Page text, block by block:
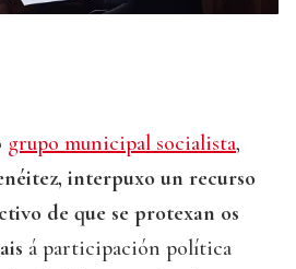
grupo municipal socialista,
interpuxo un recurso
de que se protexan os
á participación política